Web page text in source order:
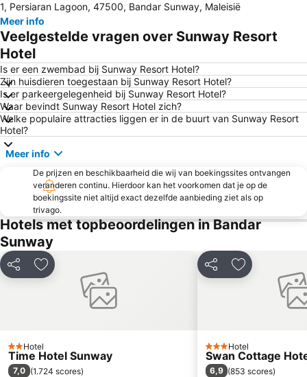
Sunway Lagoon Theme Park
Aquaria
Lot 10
Sunway Pyramid Shopping Centre
Mid Valley Megamall
1 Utama
Taman KLCC
Jalan Tun Razak
The Curve
Kuala Lumpur Golf & Country Club
One Utama Shopping Centre
Bukit Jalil National Stadium
KL Festival City
Kepong Forestry Park - FRIM
Sepang International Circuit
Tropicana City Mall
Taman Rama Rama
Old Central Station
Masjid Negara
Petaling Street
Monorail
Tokong Thean Hou
Setiawangsa
1, Persiaran Lagoon, 47500, Bandar Sunway, Maleisië
Meer info
Veelgestelde vragen over Sunway Resort
Hotel
Is er een zwembad bij Sunway Resort Hotel?
Zijn huisdieren toegestaan bij Sunway Resort Hotel?
Is er parkeergelegenheid bij Sunway Resort Hotel?
Waar bevindt Sunway Resort Hotel zich?
Welke populaire attracties liggen er in de buurt van Sunway Resort
Hotel?
Meer info
De prijzen en beschikbaarheid die wij van boekingssites ontvangen
veranderen continu. Hierdoor kan het voorkomen dat je op de
boekingssite niet altijd exact dezelfde aanbieding ziet als op
trivago.
Hotels met topbeoordelingen in Bandar
Sunway
Delen Toevoegen aan favorieten
2 Sterren
Hotel
Time Hotel Sunway
7,0 (1.724 scores)
Delen Toevoegen
3 Sterren
Hotel
Swan Cottage
6,9 (853 scores)